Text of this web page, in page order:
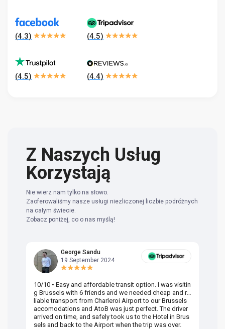
(4.3) (4.5)
(4.5) (4.4)
Z Naszych Usług
Korzystają
Nie wierz nam tylko na słowo.
Zaoferowaliśmy nasze usługi niezliczonej liczbie podróżnych
na całym świecie.
Zobacz poniżej, co o nas myślą!
George Sandu
19 September 2024
10/10 • Easy and affordable transit option. I was visitin
g Brussels with 6 friends and we needed cheap and re
liable transport from Charleroi Airport to our Brussels
accomodations and AtoB was just perfect. The driver
arrived on time, and safely took us to the Hotel in Brus
sels and back to the Airport when the trip was over.